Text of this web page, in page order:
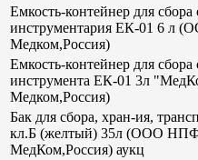
Емкость-контейнер для сбора
инструментария ЕК-01 6 л
Медком,Россия)
Емкость-контейнер для сбора
инструмента ЕК-01 3л
Медком,Россия)
Бак для сбора, хран-ия,
кл.Б (желтый) 35л (ООО
МедКом,Россия) аукц